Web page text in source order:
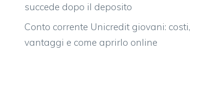
succede dopo il deposito
Conto corrente Unicredit giovani: costi,
vantaggi e come aprirlo online